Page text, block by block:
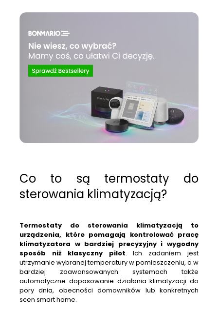
Co to są termostaty do
sterowania klimatyzacją?
Termostaty do sterowania klimatyzacją to
urządzenia, które pomagają kontrolować pracę
klimatyzatora w bardziej precyzyjny i wygodny
sposób niż klasyczny pilot. Ich zadaniem jest
utrzymanie wybranej temperatury w pomieszczeniu, a w
bardziej zaawansowanych systemach także
automatyczne dopasowanie działania klimatyzacji do
pory dnia, obecności domowników lub konkretnych
scen smart home.